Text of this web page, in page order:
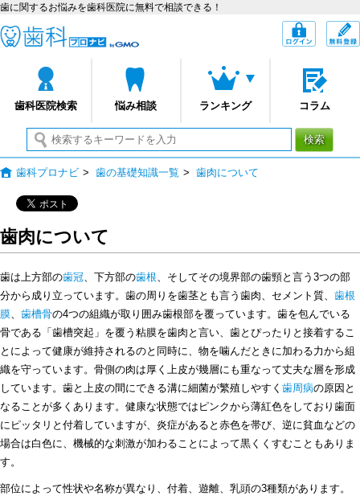
歯に関するお悩みを歯科医院に無料で相談できる！
歯科医院検索 悩み相談 ランキング コラム
ログイン
検索
歯科プロナビ > 歯の基礎知識一覧 > 歯肉について
歯肉について
歯は上方部の歯冠 、下方部の歯根 、そしてその境界部の歯頸と言う3つの部
分から成り立っています。歯の周りを歯茎とも言う歯肉、セメント質、 歯根
膜
歯槽骨の4つの組織が取り囲み歯根部を覆っています。歯を包んでいる
骨である「歯槽突起」を覆う粘膜を歯肉と言い、歯とぴったりと接着するこ
とによって健康が維持されるのと同時に、物を噛んだときに加わる力から組
織を守っています。骨側の肉は厚く上皮が幾層にも重なって丈夫な層を形成
しています。歯と上皮の間にできる溝に細菌が繁殖しやすく 歯周病の原因と
なることが多くあります。健康な状態ではピンクから薄紅色をしており歯面
にピッタリと付着していますが、炎症があると赤色を帯び、逆に貧血などの
場合は白色に、機械的な刺激が加わることによって黒くくすむこともありま
す。
部位によって性状や名称が異なり、付着、遊離、乳頭の3種類があります。